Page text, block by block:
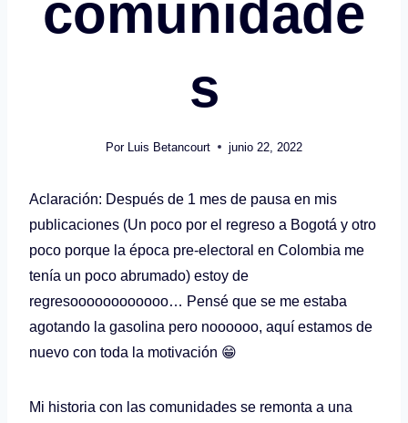
comunidade
s
Por Luis Betancourt junio 22, 2022
Aclaración: Después de 1 mes de pausa en mis
publicaciones (Un poco por el regreso a Bogotá y otro
poco porque la época pre-electoral en Colombia me
tenía un poco abrumado) estoy de
regresoooooooooooo… Pensé que se me estaba
agotando la gasolina pero noooooo, aquí estamos de
nuevo con toda la motivación 😁
Mi historia con las comunidades se remonta a una